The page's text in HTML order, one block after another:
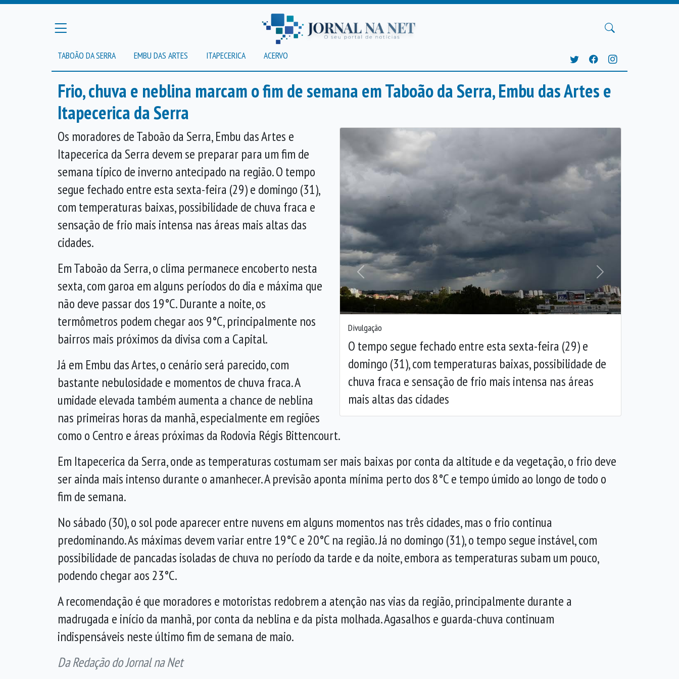
TABOÃO DA SERRA EMBU DAS ARTES ITAPECERICA ACERVO
Frio, chuva e neblina marcam o fim de semana em Taboão da Serra, Embu das Artes e
Itapecerica da Serra
Divulgação
O tempo segue fechado entre esta sexta-feira (29) e
domingo (31), com temperaturas baixas, possibilidade de
chuva fraca e sensação de frio mais intensa nas áreas
mais altas das cidades
Anterior Próxima
Os moradores de Taboão da Serra, Embu das Artes e
Itapecerica da Serra devem se preparar para um fim de
semana típico de inverno antecipado na região. O tempo
segue fechado entre esta sexta-feira (29) e domingo (31),
com temperaturas baixas, possibilidade de chuva fraca e
sensação de frio mais intensa nas áreas mais altas das
cidades.
Em Taboão da Serra, o clima permanece encoberto nesta
sexta, com garoa em alguns períodos do dia e máxima que
não deve passar dos 19°C. Durante a noite, os
termômetros podem chegar aos 9°C, principalmente nos
bairros mais próximos da divisa com a Capital.
Já em Embu das Artes, o cenário será parecido, com
bastante nebulosidade e momentos de chuva fraca. A
umidade elevada também aumenta a chance de neblina
nas primeiras horas da manhã, especialmente em regiões
como o Centro e áreas próximas da Rodovia Régis Bittencourt.
Em Itapecerica da Serra, onde as temperaturas costumam ser mais baixas por conta da altitude e da vegetação, o frio deve
ser ainda mais intenso durante o amanhecer. A previsão aponta mínima perto dos 8°C e tempo úmido ao longo de todo o
fim de semana.
No sábado (30), o sol pode aparecer entre nuvens em alguns momentos nas três cidades, mas o frio continua
predominando. As máximas devem variar entre 19°C e 20°C na região. Já no domingo (31), o tempo segue instável, com
possibilidade de pancadas isoladas de chuva no período da tarde e da noite, embora as temperaturas subam um pouco,
podendo chegar aos 23°C.
A recomendação é que moradores e motoristas redobrem a atenção nas vias da região, principalmente durante a
madrugada e início da manhã, por conta da neblina e da pista molhada. Agasalhos e guarda-chuva continuam
indispensáveis neste último fim de semana de maio.
Da Redação do Jornal na Net